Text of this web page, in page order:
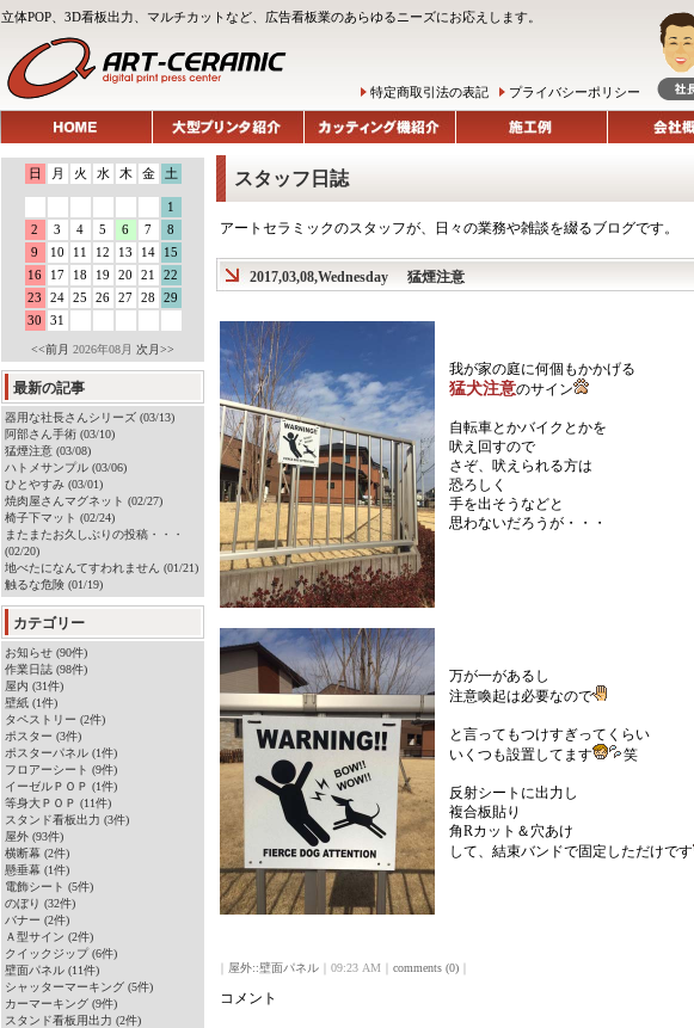
立体POP、3D看板出力、マルチカットなど、広告看板業のあらゆるニーズにお応えします。
特定商取引法の表記 プライバシーポリシー
日 月 火 水 木 金 土
1
2
3 4 5 6 7
8
9
10 11 12 13 14
15
16
17 18 19 20 21
22
23
24 25 26 27 28
29
30
31
<<前月 2026年08月 次月>>
最新の記事
器用な社長さんシリーズ (03/13)
阿部さん手術 (03/10)
猛煙注意 (03/08)
ハトメサンプル (03/06)
ひとやすみ (03/01)
焼肉屋さんマグネット (02/27)
椅子下マット (02/24)
またまたお久しぶりの投稿・・・
(02/20)
地べたになんてすわれません (01/21)
触るな危険 (01/19)
カテゴリー
お知らせ (90件)
作業日誌 (98件)
屋内 (31件)
壁紙 (1件)
タペストリー (2件)
ポスター (3件)
ポスターパネル (1件)
フロアーシート (9件)
イーゼルＰＯＰ (1件)
等身大ＰＯＰ (11件)
スタンド看板出力 (3件)
屋外 (93件)
横断幕 (2件)
懸垂幕 (1件)
電飾シート (5件)
のぼり (32件)
バナー (2件)
Ａ型サイン (2件)
クイックジップ (6件)
壁面パネル (11件)
シャッターマーキング (5件)
カーマーキング (9件)
スタンド看板用出力 (2件)
スタッフ日誌
アートセラミックのスタッフが、日々の業務や雑談を綴るブログです。
2017,03,08,Wednesday 猛煙注意
我が家の庭に何個もかかげる
猛犬注意のサイン
自転車とかバイクとかを
吠え回すので
さぞ、吠えられる方は
恐ろしく
手を出そうなどと
思わないだろうが・・・
万が一があるし
注意喚起は必要なので
と言ってもつけすぎってくらい
いくつも設置してます
笑
反射シートに出力し
複合板貼り
角Rカット＆穴あけ
して、結束バンドで固定しただけです
屋外::壁面パネル ｜09:23 AM｜ comments (0)
コメント